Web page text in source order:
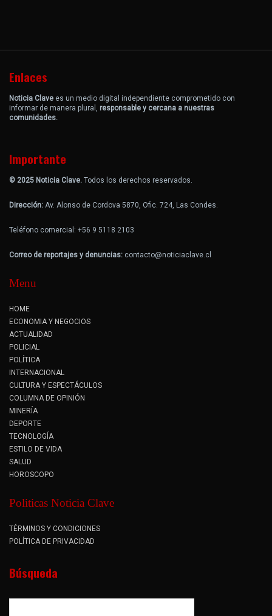
Enlaces
Noticia Clave es un medio digital independiente comprometido con
informar de manera plural, responsable y cercana a nuestras
comunidades.
Importante
© 2025 Noticia Clave. Todos los derechos reservados.
Dirección: Av. Alonso de Cordova 5870, Ofic. 724, Las Condes.
Teléfono comercial: +56 9 5118 2103
Correo de reportajes y denuncias: contacto@noticiaclave.cl
Menu
HOME
ECONOMIA Y NEGOCIOS
ACTUALIDAD
POLICIAL
POLÍTICA
INTERNACIONAL
CULTURA Y ESPECTÁCULOS
COLUMNA DE OPINIÓN
MINERÍA
DEPORTE
TECNOLOGÍA
ESTILO DE VIDA
SALUD
HOROSCOPO
Politicas Noticia Clave
TÉRMINOS Y CONDICIONES
POLÍTICA DE PRIVACIDAD
Búsqueda